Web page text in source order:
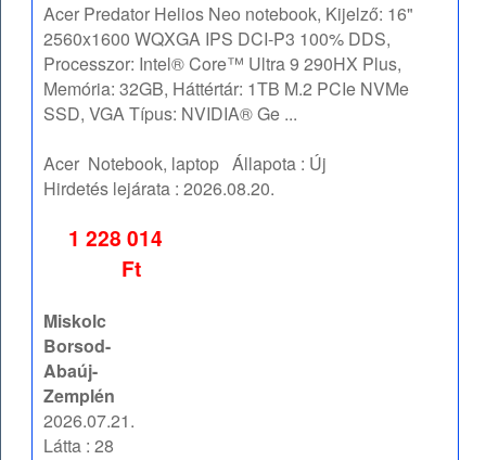
Acer Predator Helios Neo notebook, Kijelző: 16"
2560x1600 WQXGA IPS DCI-P3 100% DDS,
Processzor: Intel® Core™ Ultra 9 290HX Plus,
Memória: 32GB, Háttértár: 1TB M.2 PCIe NVMe
SSD, VGA Típus: NVIDIA® Ge ...
Acer Notebook, laptop Állapota : Új
Hirdetés lejárata :2026.08.20.
1 228 014
Ft
Miskolc
Borsod-
Abaúj-
Zemplén
2026.07.21.
Látta : 28